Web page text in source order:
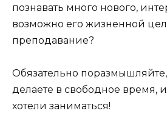
познавать много нового,
возможно его жизненной
преподавание?
Обязательно
делаете в свободное время,
хотели заниматься!